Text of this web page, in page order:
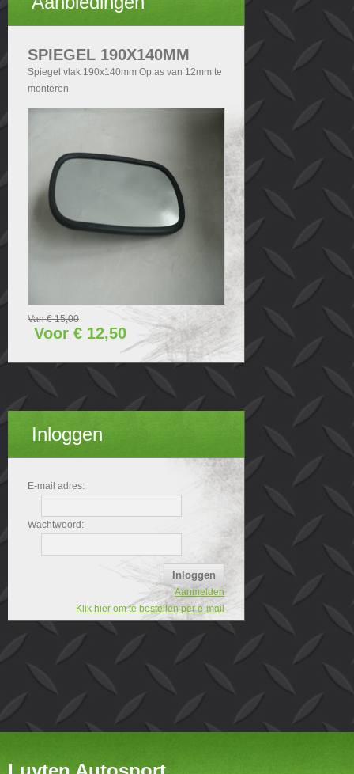
SPIEGEL 190X140MM
Spiegel vlak 190x140mm Op as van 12mm te
monteren
Van € 15,00
Voor € 12,50
Inloggen
E-mail adres:
Wachtwoord:
Aanmelden
Klik hier om te bestellen per e-mail